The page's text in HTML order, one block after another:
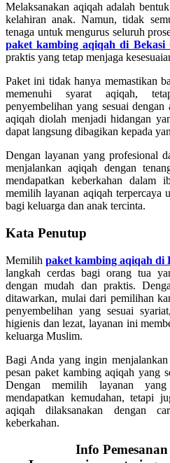
Melaksanakan aqiqah adalah
kelahiran anak. Namun, tidak
tenaga untuk mengurus seluruh
paket kambing aqiqah di Bekasi
praktis yang tetap menjaga
Paket ini tidak hanya memastikan
memenuhi syarat aqiqah,
penyembelihan yang sesuai
aqiqah diolah menjadi hidangan
dapat langsung dibagikan kepada
Dengan layanan yang profesional
menjalankan aqiqah dengan
mendapatkan keberkahan dalam
memilih layanan aqiqah terpercaya
bagi keluarga dan anak tercinta.
Kata Penutup
Memilih paket kambing aqiqah di
langkah cerdas bagi orang tua
dengan mudah dan praktis.
ditawarkan, mulai dari pemilihan
penyembelihan yang sesuai
higienis dan lezat, layanan ini
keluarga Muslim.
Bagi Anda yang ingin menjalankan
pesan paket kambing aqiqah yang
Dengan memilih layanan
mendapatkan kemudahan, tetapi
aqiqah dilaksanakan dengan
keberkahan.
Info